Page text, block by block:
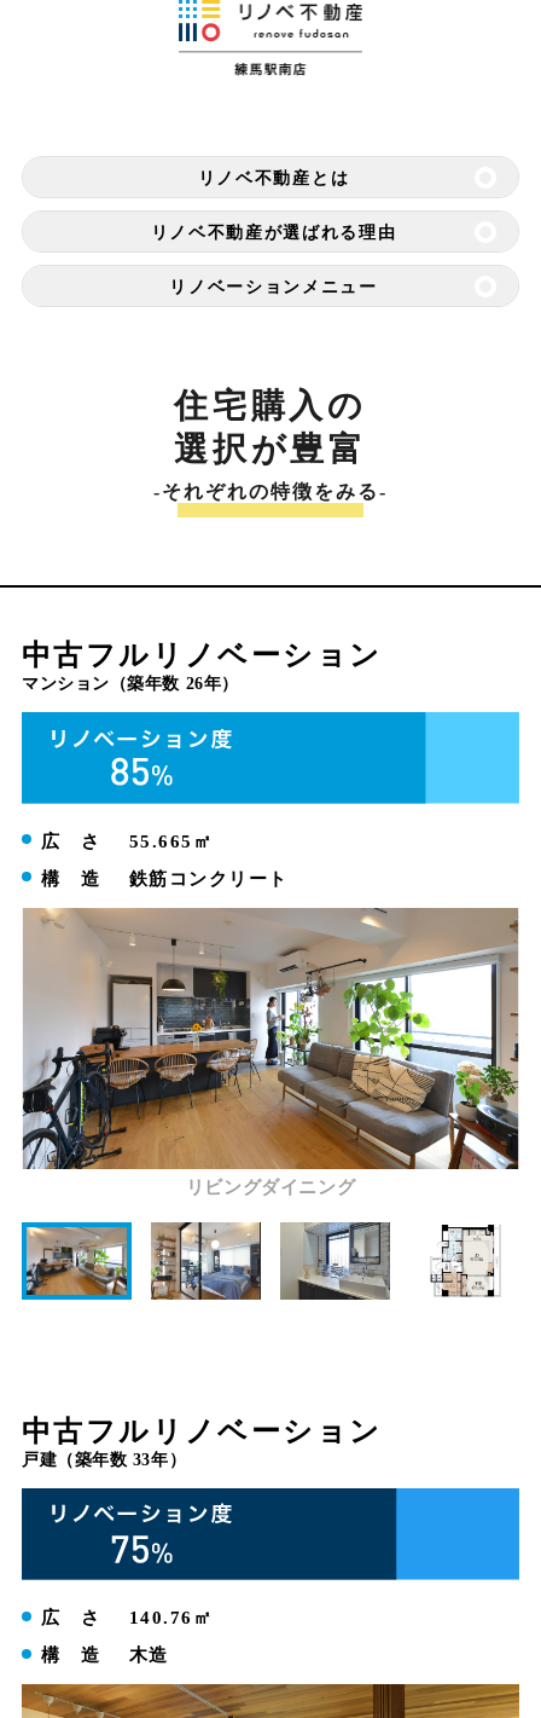
リノベ不動産とは
リノベ不動産が選ばれる理由
リノベーションメニュー
住宅購入の
選択が豊富
-それぞれの特徴をみる-
中古フルリノベーション
マンション（築年数 26年）
広 さ
55.665㎡
構 造
鉄筋コンクリート
リビングダイニング
中古フルリノベーション
戸建（築年数 33年）
広 さ
140.76㎡
構 造
木造